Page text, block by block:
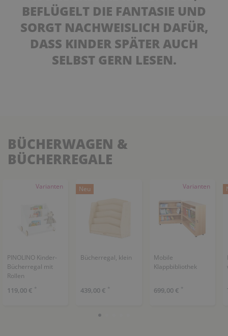
BEFLÜGELT DIE FANTASIE UND
SORGT NACHWEISLICH DAFÜR,
DASS KINDER SPÄTER AUCH
SELBST GERN LESEN.
BÜCHERWAGEN &
BÜCHERREGALE
Varianten
PINOLINO Kinder-
Bücherregal mit
Rollen
119,00 € *
Neu
Bücherregal, klein
439,00 € *
Varianten
Mobile
Klappbibliothek
699,00 € *